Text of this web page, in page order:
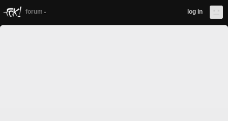
forum log in